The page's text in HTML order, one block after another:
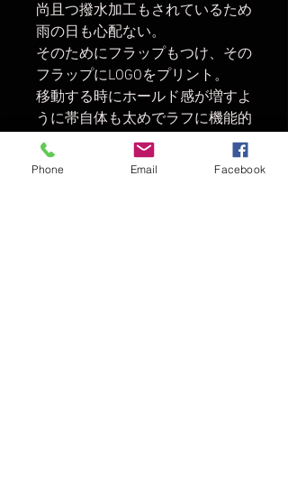
尚且つ撥水加工もされているため
雨の日も心配ない。
そのためにフラップもつけ、その
フラップにLOGOをプリント。
移動する時にホールド感が増すよ
うに帯自体も太めでラフに機能的
に使える逸品。
Phone Email Facebook